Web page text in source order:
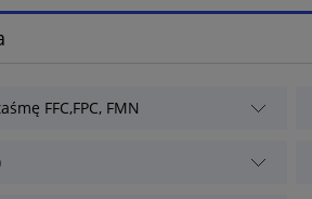
FFC,FPC, FMN